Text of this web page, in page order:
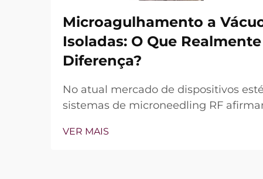
Microagulhamento a
Isoladas: O Que Realmente
Diferença?
No atual mercado de dispositivos
sistemas de microneedling RF
questão não é simplesmente se
VER MAIS